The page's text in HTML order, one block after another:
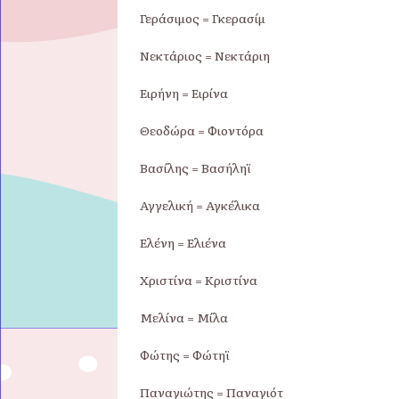
Γεράσιμος = Γκερασίμ
Νεκτάριος = Νεκτάριη
Ειρήνη = Ειρίνα
Θεοδώρα = Φιοντόρα
Βασίλης = Βασήληϊ
Αγγελική = Αγκέλικα
Ελένη = Ελιένα
Χριστίνα = Κριστίνα
Μελίνα = Μίλα
Φώτης = Φώτηϊ
Παναγιώτης = Παναγιότ